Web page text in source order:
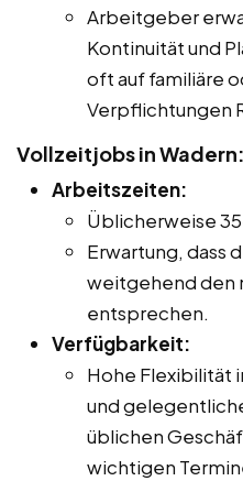
Arbeitgeber
Kontinuität und
oft auf familiäre
Verpflichtungen
Vollzeitjobs in Wadern:
Arbeitszeiten:
Üblicherweise
Erwartung, dass
weitgehend den
entsprechen.
Verfügbarkeit:
Hohe Flexibilität
und
üblichen
wichtigen